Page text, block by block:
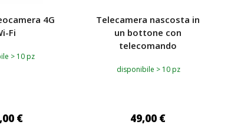
4G
Fi
> 10 pz
€
Telecamera nascosta in
un bottone con
telecomando
disponibile > 10 pz
49,00 €